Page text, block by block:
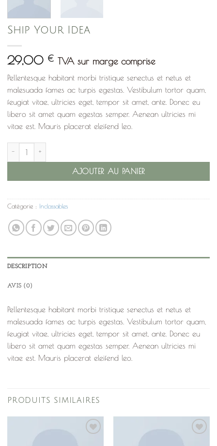
Ship Your Idea
29,00 € TVA sur marge comprise
Pellentesque habitant morbi tristique senectus et netus et
malesuada fames ac turpis egestas. Vestibulum tortor quam,
feugiat vitae, ultricies eget, tempor sit amet, ante. Donec eu
libero sit amet quam egestas semper. Aenean ultricies mi
vitae est. Mauris placerat eleifend leo.
quantité de Ship Your Idea
AJOUTER AU PANIER
Catégorie : Inclassables
DESCRIPTION
AVIS (0)
Pellentesque habitant morbi tristique senectus et netus et
malesuada fames ac turpis egestas. Vestibulum tortor quam,
feugiat vitae, ultricies eget, tempor sit amet, ante. Donec eu
libero sit amet quam egestas semper. Aenean ultricies mi
vitae est. Mauris placerat eleifend leo.
PRODUITS SIMILAIRES